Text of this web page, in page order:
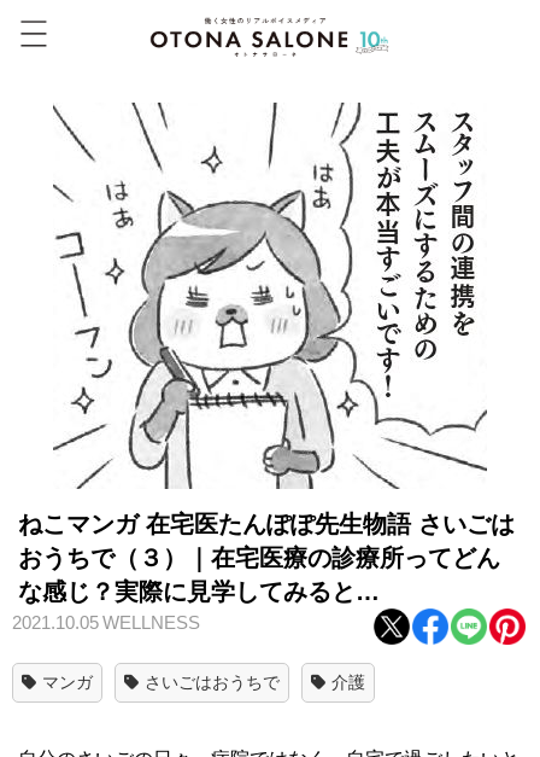
ねこマンガ 在宅医たんぽぽ先生物語 さいごは
おうちで（３）｜在宅医療の診療所ってどん
な感じ？実際に見学してみると…
2021.10.05WELLNESS
マンガ さいごはおうちで 介護